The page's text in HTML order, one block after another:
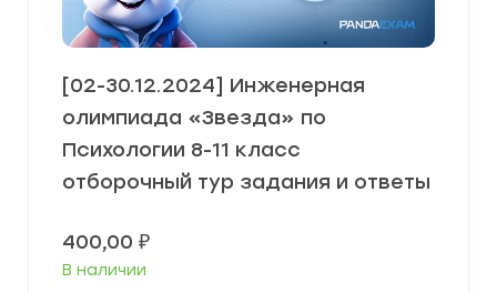
[02-30.12.2024] Инженерная
олимпиада «Звезда» по
Психологии 8-11 класс
отборочный тур задания и ответы
400,00 ₽
В наличии